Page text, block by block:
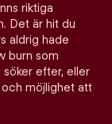
riktiga
Det är hit du
aldrig hade
burn som
efter, eller
möjlighet att